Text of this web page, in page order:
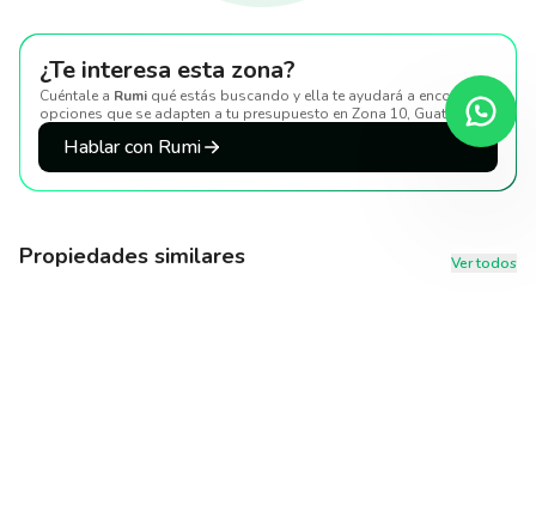
¿Te interesa esta zona?
Cuéntale a Rumi qué estás buscando y ella te ayudará a encontrar
opciones que se adapten a tu presupuesto en Zona 10, Guatemala.
Hablar con Rumi
Propiedades similares Ver todos